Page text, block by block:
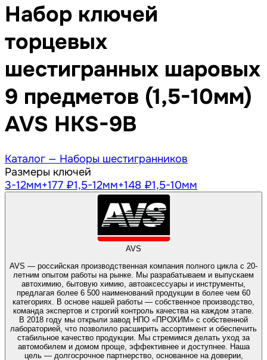
Набор ключей
торцевых
шестигранных шаровых
9 предметов (1,5-10мм)
AVS HKS-9B
Каталог — Наборы шестигранников
Размеры ключей
3-12мм+177 ₽1,5-12мм+148 ₽1,5-10мм
AVS
AVS — российская производственная компания полного цикла с 20-
летним опытом работы на рынке. Мы разрабатываем и выпускаем
автохимию, бытовую химию, автоаксессуары и инструменты,
предлагая более 6 500 наименований продукции в более чем 60
категориях. В основе нашей работы — собственное производство,
команда экспертов и строгий контроль качества на каждом этапе.
В 2018 году мы открыли завод НПО «ПРОХИМ» с собственной
лабораторией, что позволило расширить ассортимент и обеспечить
стабильное качество продукции. Мы стремимся делать уход за
автомобилем и домом проще, эффективнее и доступнее. Наша
цель — долгосрочное партнерство, основанное на доверии,